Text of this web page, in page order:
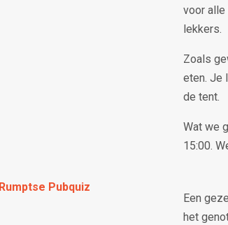
voor
lekkers.
Zoals
eten. Je
de tent.
Wat we
15:00.
Rumptse Pubquiz
Een
het